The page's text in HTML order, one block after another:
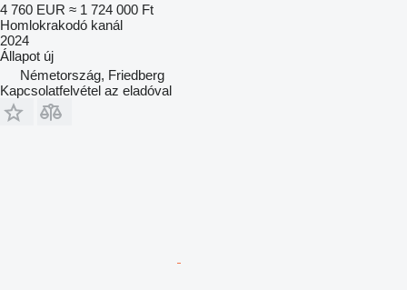
4 760 EUR ≈ 1 724 000 Ft
Homlokrakodó kanál
2024
Állapot új
Németország, Friedberg
Kapcsolatfelvétel az eladóval